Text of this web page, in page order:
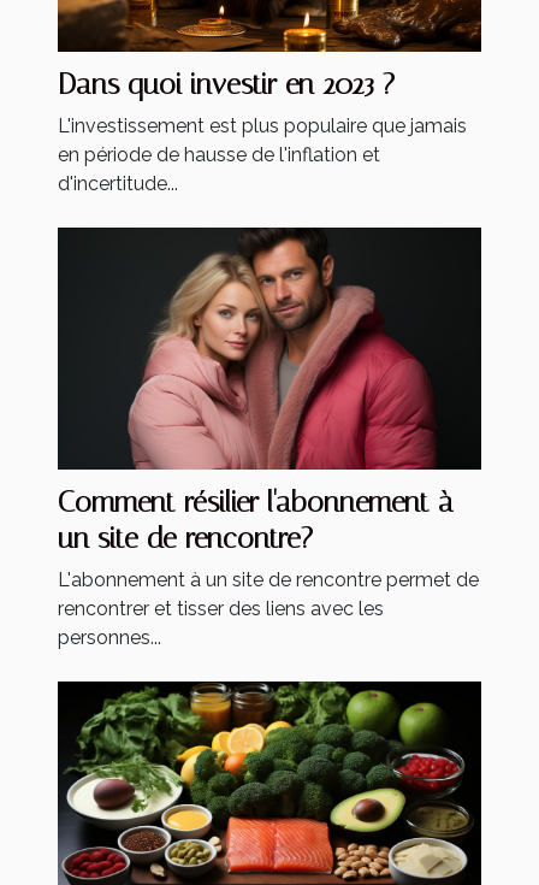
Dans quoi investir en 2023 ?
L'investissement est plus populaire que jamais
en période de hausse de l'inflation et
d'incertitude...
Comment résilier l'abonnement à
un site de rencontre?
L'abonnement à un site de rencontre permet de
rencontrer et tisser des liens avec les
personnes...